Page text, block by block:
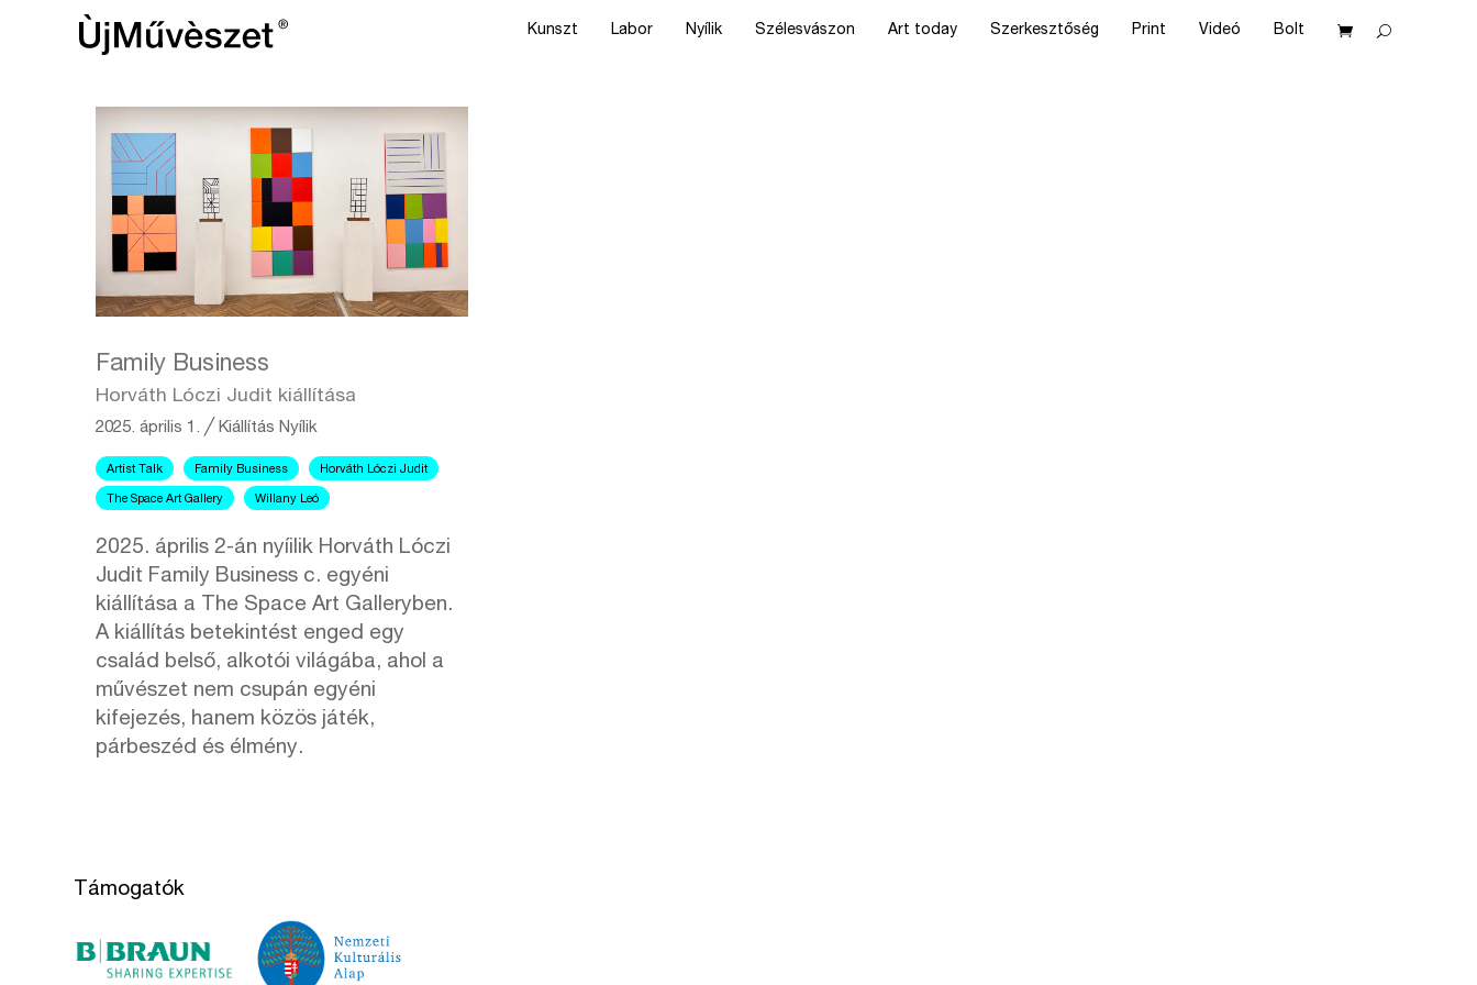
Kunszt Labor Nyílik Szélesvászon Art today Szerkesztőség Print Videó Bolt
Family Business
Horváth Lóczi Judit kiállítása
2025. április 1. ╱ Kiállítás Nyílik
Artist Talk Family Business Horváth Lóczi Judit
The Space Art Gallery Willany Leó
2025. április 2-án nyíilik Horváth Lóczi
Judit Family Business c. egyéni
kiállítása a The Space Art Galleryben.
A kiállítás betekintést enged egy
család belső, alkotói világába, ahol a
művészet nem csupán egyéni
kifejezés, hanem közös játék,
párbeszéd és élmény.
Támogatók